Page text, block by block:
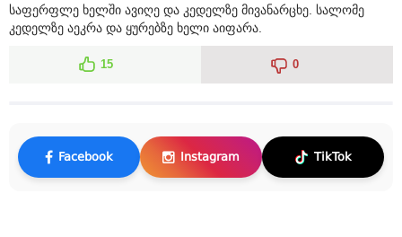
საფერფლე ხელში ავიღე და კედელზე მივანარცხე. სალომე
კედელზე აეკრა და ყურებზე ხელი აიფარა.
15 0
Facebook Instagram TikTok